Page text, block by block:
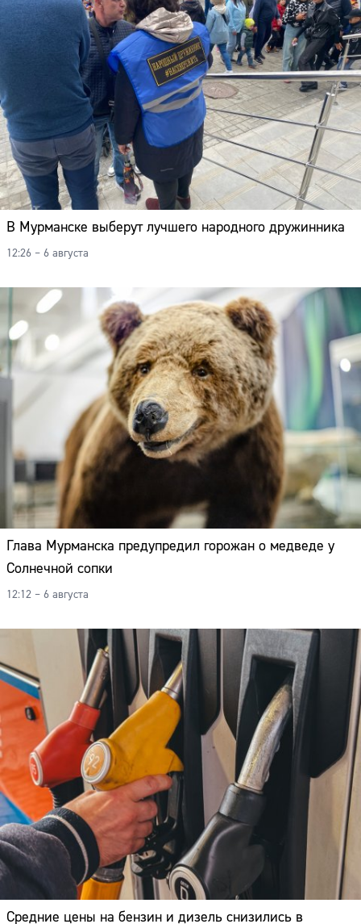
В Мурманске выберут лучшего народного дружинника
12:26 – 6 августа
Глава Мурманска предупредил горожан о медведе у
Солнечной сопки
12:12 – 6 августа
Средние цены на бензин и дизель снизились в